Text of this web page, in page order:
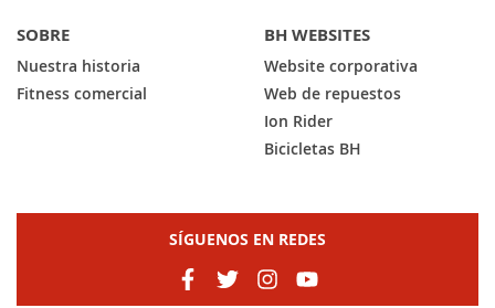
SOBRE
Nuestra historia
Fitness comercial
BH WEBSITES
Website corporativa
Web de repuestos
Ion Rider
Bicicletas BH
SÍGUENOS EN REDES